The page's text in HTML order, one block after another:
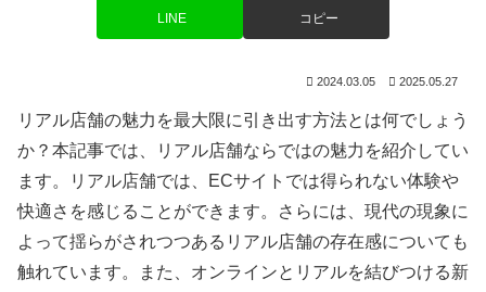
LINE コピー
2024.03.05 2025.05.27
リアル店舗の魅力を最大限に引き出す方法とは何でしょう
か？本記事では、リアル店舗ならではの魅力を紹介してい
ます。リアル店舗では、ECサイトでは得られない体験や
快適さを感じることができます。さらには、現代の現象に
よって揺らがされつつあるリアル店舗の存在感についても
触れています。また、オンラインとリアルを結びつける新